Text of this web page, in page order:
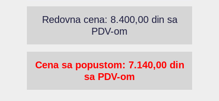
Redovna cena: 8.400,00 din sa
PDV-om
Cena sa popustom: 7.140,00 din
sa PDV-om